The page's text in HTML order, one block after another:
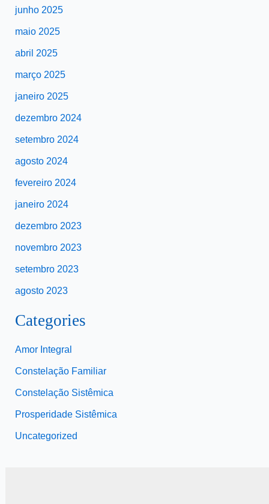
junho 2025
maio 2025
abril 2025
março 2025
janeiro 2025
dezembro 2024
setembro 2024
agosto 2024
fevereiro 2024
janeiro 2024
dezembro 2023
novembro 2023
setembro 2023
agosto 2023
Categories
Amor Integral
Constelação Familiar
Constelação Sistêmica
Prosperidade Sistêmica
Uncategorized